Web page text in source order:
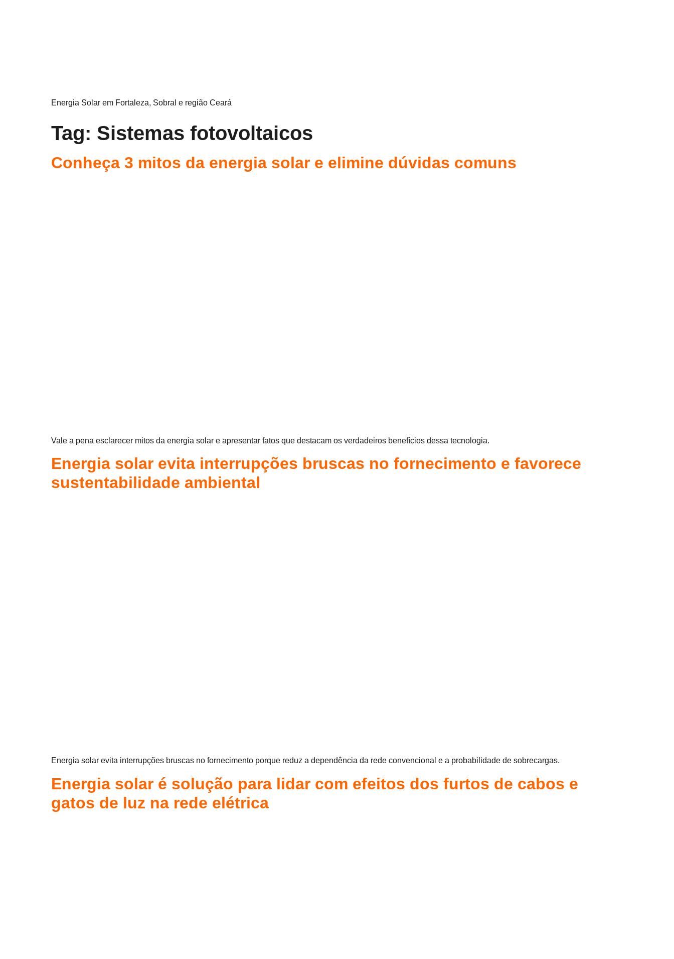
Energia Solar em Fortaleza, Sobral e região Ceará
Tag: Sistemas fotovoltaicos
Conheça 3 mitos da energia solar e elimine dúvidas comuns
Vale a pena esclarecer mitos da energia solar e apresentar fatos que destacam os verdadeiros benefícios dessa tecnologia.
Energia solar evita interrupções bruscas no fornecimento e favorece
sustentabilidade ambiental
Energia solar evita interrupções bruscas no fornecimento porque reduz a dependência da rede convencional e a probabilidade de sobrecargas.
Energia solar é solução para lidar com efeitos dos furtos de cabos e
gatos de luz na rede elétrica